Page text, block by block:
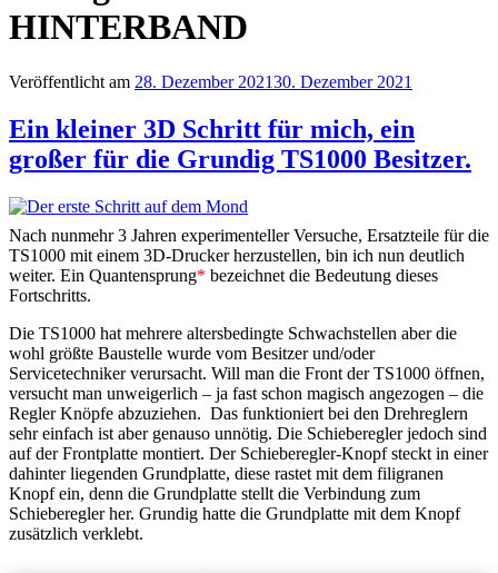
HINTERBAND
Veröffentlicht am 28. Dezember 202130. Dezember 2021
Ein kleiner 3D Schritt für mich, ein
großer für die Grundig TS1000 Besitzer.
Nach nunmehr 3 Jahren experimenteller Versuche, Ersatzteile für die
TS1000 mit einem 3D-Drucker herzustellen, bin ich nun deutlich
weiter. Ein Quantensprung* bezeichnet die Bedeutung dieses
Fortschritts.
Die TS1000 hat mehrere altersbedingte Schwachstellen aber die
wohl größte Baustelle wurde vom Besitzer und/oder
Servicetechniker verursacht. Will man die Front der TS1000 öffnen,
versucht man unweigerlich – ja fast schon magisch angezogen – die
Regler Knöpfe abzuziehen. Das funktioniert bei den Drehreglern
sehr einfach ist aber genauso unnötig. Die Schieberegler jedoch sind
auf der Frontplatte montiert. Der Schieberegler-Knopf steckt in einer
dahinter liegenden Grundplatte, diese rastet mit dem filigranen
Knopf ein, denn die Grundplatte stellt die Verbindung zum
Schieberegler her. Grundig hatte die Grundplatte mit dem Knopf
zusätzlich verklebt.